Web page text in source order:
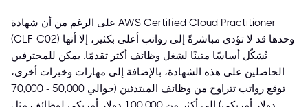
على الرغم من أن شهادة AWS Certified Cloud Practitioner
(CLF-C02) وحدها قد لا تؤدي مباشرةً إلى رواتب أعلى بكثير، إلا أنها
تُشكّل أساسًا متينًا لشغل وظائف أكثر تقدمًا. يمكن للمحترفين
الحاصلين على هذه الشهادة، بالإضافة إلى مهارات وخبرات أخرى،
توقع رواتب تتراوح من وظائف المبتدئين (حوالي 50,000 - 70,000